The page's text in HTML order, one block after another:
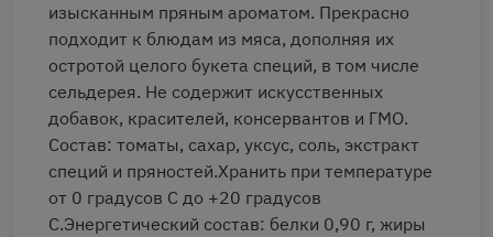
изысканным пряным ароматом. Прекрасно
подходит к блюдам из мяса, дополняя их
остротой целого букета специй, в том числе
сельдерея. Не содержит искусственных
добавок, красителей, консервантов и ГМО.
Состав: томаты, сахар, уксус, соль, экстракт
специй и пряностей.Хранить при температуре
от 0 градусов C до +20 градусов
С.Энергетический состав: белки 0,90 г, жиры